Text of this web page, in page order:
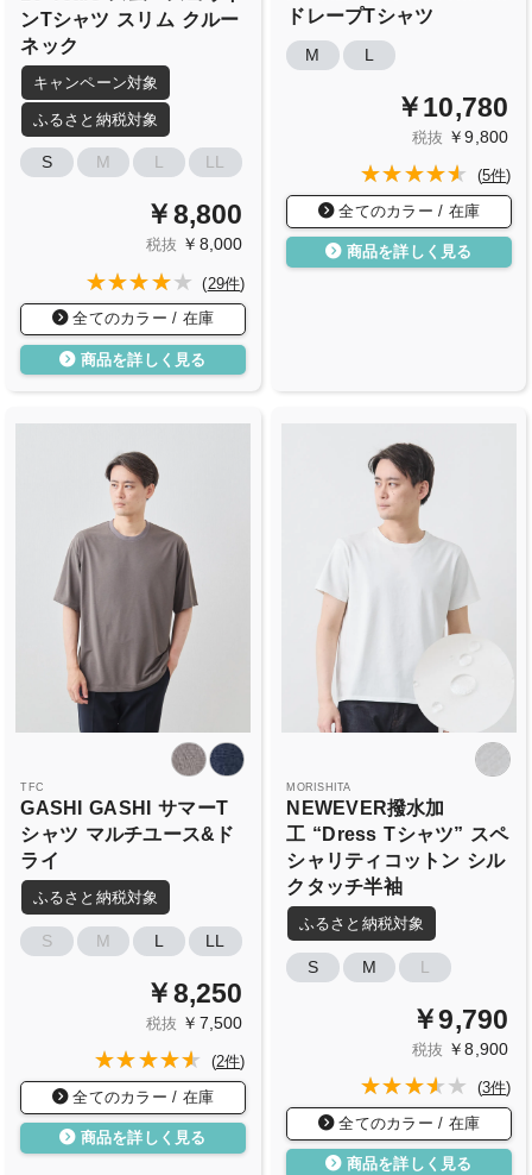
ンTシャツ スリム クルー
ネック
キャンペーン対象
ふるさと納税対象
S M L LL
￥8,800
税抜 ￥8,000
(29件)
全てのカラー / 在庫
商品を詳しく見る
ドレープTシャツ
M L
￥10,780
税抜 ￥9,800
(5件)
全てのカラー / 在庫
商品を詳しく見る
TFC
GASHI GASHI サマーT
シャツ マルチユース&ド
ライ
ふるさと納税対象
S M L LL
￥8,250
税抜 ￥7,500
(2件)
全てのカラー / 在庫
商品を詳しく見る
MORISHITA
NEWEVER撥水加
工 “Dress Tシャツ” スペ
シャリティコットン シル
クタッチ半袖
ふるさと納税対象
S M L
￥9,790
税抜 ￥8,900
(3件)
全てのカラー / 在庫
商品を詳しく見る